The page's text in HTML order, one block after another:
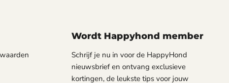
Wordt Happyhond member
Schrijf je nu in voor de HappyHond
nieuwsbrief en ontvang exclusieve
kortingen, de leukste tips voor jouw